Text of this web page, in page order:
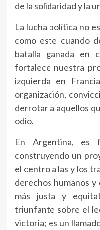
de la solidaridad y la
La lucha política no
como este cuando
batalla ganada en
fortalece nuestra
izquierda en
organización,
derrotar a aquellos
odio.
En Argentina, es
construyendo un
el centro a las y los
derechos humanos
más justa y
triunfante sobre el
victoria; es un